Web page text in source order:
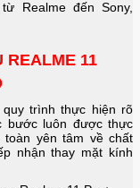
Realme đến Sony,
REALME 11
trình thực hiện rõ
bước luôn được thực
yên tâm về chất
nhận thay mặt kính